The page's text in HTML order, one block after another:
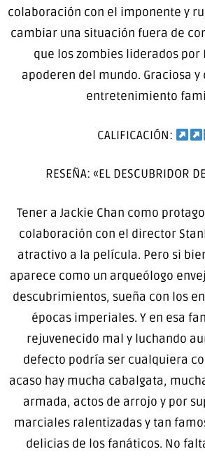
colaboración con el imponente y
cambiar una situación fuera de
que los zombies liderados por
apoderen del mundo. Graciosa
entretenimiento
CALIFICACIÓN:
RESEÑA: «EL DESCUBRIDOR
Tener a Jackie Chan como
colaboración con el director
atractivo a la película. Pero si
aparece como un arqueólogo
descubrimientos, sueña con los
épocas imperiales. Y en esa
rejuvenecido mal y luchando
defecto podría ser cualquiera
acaso hay mucha cabalgata,
armada, actos de arrojo y por
marciales ralentizadas y tan
delicias de los fanáticos. No